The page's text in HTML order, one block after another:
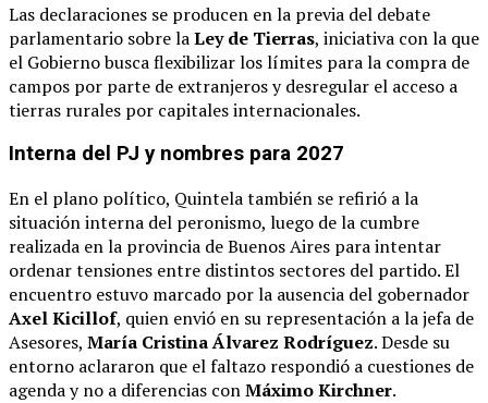
Las declaraciones se producen en la previa del debate
parlamentario sobre laLey de Tierras, iniciativa con la que
el Gobierno busca flexibilizar los límites para la compra de
campos por parte de extranjeros y desregular el acceso a
tierras rurales por capitales internacionales.
Interna del PJ y nombres para 2027
En el plano político, Quintela también se refirió a la
situación interna del peronismo, luego de la cumbre
realizada en la provincia de Buenos Aires para intentar
ordenar tensiones entre distintos sectores del partido. El
encuentro estuvo marcado por la ausencia del gobernador
Axel Kicillof, quien envió en su representación a la jefa de
Asesores, María Cristina Álvarez Rodríguez. Desde su
entorno aclararon que el faltazo respondió a cuestiones de
agenda y no a diferencias conMáximo Kirchner.